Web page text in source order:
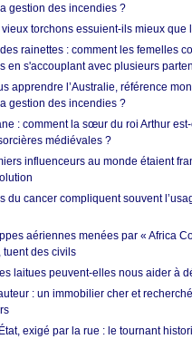
gestion des incendies ?
torchons essuient-ils mieux que
rainettes : comment les femelles
en s'accouplant avec plusieurs
apprendre l’Australie, référence
gestion des incendies ?
: comment la sœur du roi Arthur
médiévales ?
influenceurs au monde étaient
du cancer compliquent souvent
aériennes menées par « Africa
tuent des civils
laitues peuvent-elles nous aider à
: un immobilier cher et
exigé par la rue : le tournant